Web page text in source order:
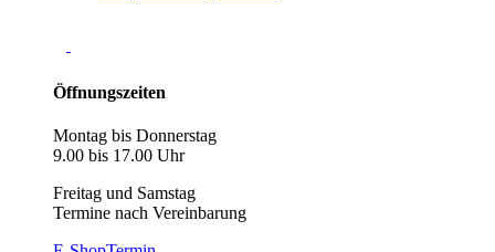
Öffnungszeiten
Montag bis Donnerstag
9.00 bis 17.00 Uhr
Freitag und Samstag
Termine nach Vereinbarung